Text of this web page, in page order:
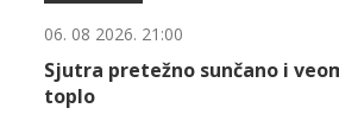
06. 08 2026. 21:00
Sjutra pretežno sunčano i
toplo